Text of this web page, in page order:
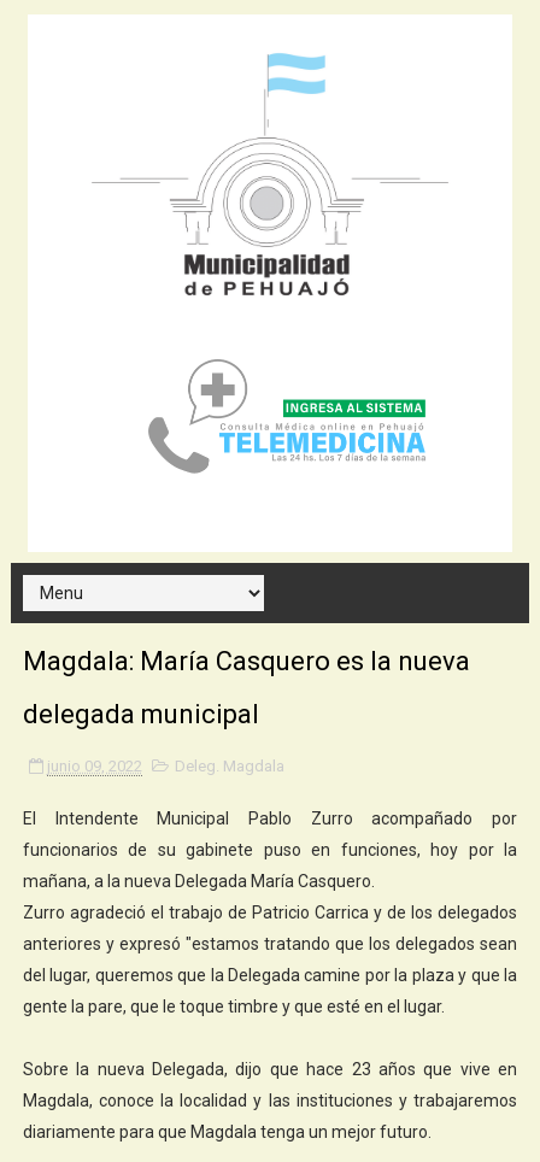
Magdala: María Casquero es la nueva
delegada municipal
junio 09, 2022 Deleg. Magdala
El Intendente Municipal Pablo Zurro acompañado por
funcionarios de su gabinete puso en funciones, hoy por la
mañana, a la nueva Delegada María Casquero.
Zurro agradeció el trabajo de Patricio Carrica y de los delegados
anteriores y expresó "estamos tratando que los delegados sean
del lugar, queremos que la Delegada camine por la plaza y que la
gente la pare, que le toque timbre y que esté en el lugar.
Sobre la nueva Delegada, dijo que hace 23 años que vive en
Magdala, conoce la localidad y las instituciones y trabajaremos
diariamente para que Magdala tenga un mejor futuro.